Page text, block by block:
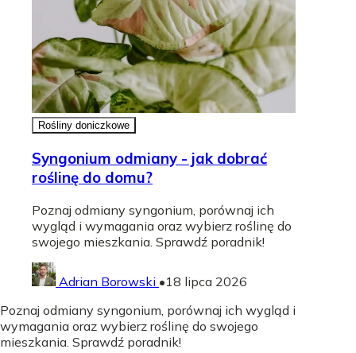
Rośliny doniczkowe
Syngonium odmiany - jak dobrać
roślinę do domu?
Poznaj odmiany syngonium, porównaj ich
wygląd i wymagania oraz wybierz roślinę do
swojego mieszkania. Sprawdź poradnik!
Adrian Borowski •18 lipca 2026
Poznaj odmiany syngonium, porównaj ich wygląd i
wymagania oraz wybierz roślinę do swojego
mieszkania. Sprawdź poradnik!